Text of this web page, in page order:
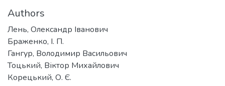
Authors
Лень, Олександр Іванович
Браженко, І. П.
Гангур, Володимир Васильович
Тоцький, Віктор Михайлович
Корецький, О. Є.